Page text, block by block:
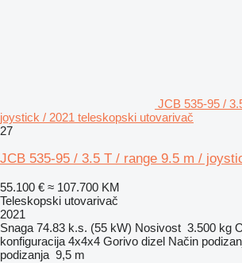
JCB 535-95 /
joystick / 2021 teleskopski utovarivač
27
JCB 535-95 / 3.5 T / range 9.5 m /
55.100 € ≈ 107.700 KM
Teleskopski utovarivač
2021
Snaga 74.83 k.s. (55 kW) Nosivost 3.500 kg
konfiguracija 4x4x4 Gorivo dizel Način
podizanja 9,5 m